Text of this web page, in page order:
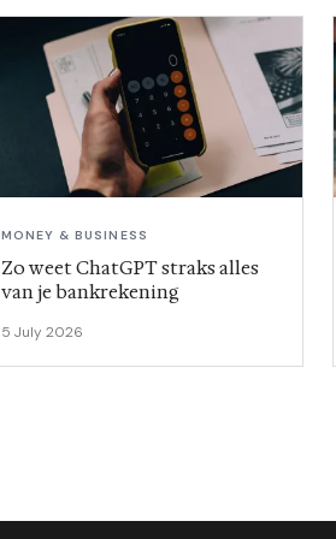
MONEY & BUSINESS
Zo weet ChatGPT straks alles
van je bankrekening
5 July 2026